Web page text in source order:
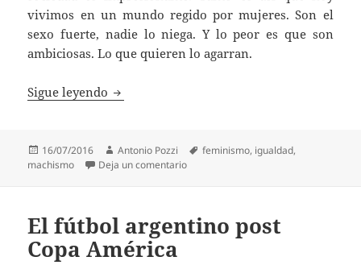
vivimos en un mundo regido por mujeres. Son el
sexo fuerte, nadie lo niega. Y lo peor es que son
ambiciosas. Lo que quieren lo agarran.
Sigue leyendo Feminismo, el «girl power», el progreso
Publicado
el
16/07/2016 Autor
Antonio Pozzi Etiquetas
feminismo, igualdad,
machismo
Deja un comentarioen Feminismo, el «girl power», el
El fútbol argentino post
Copa América